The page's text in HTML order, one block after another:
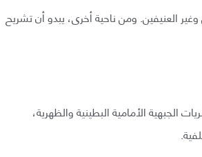
العنيفين. ومن ناحية أخرى، يبدو أن تشريح
الأمامية البطينية والظهرية،